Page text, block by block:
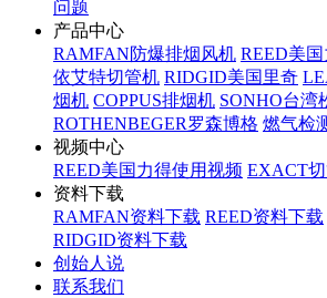
问题
产品中心
RAMFAN防爆排烟风机 REED美
依艾特切管机 RIDGID美国里奇
烟机 COPPUS排烟机 SONHO台湾
ROTHENBEGER罗森博格 燃气检
视频中心
REED美国力得使用视频 EXACT
资料下载
RAMFAN资料下载 REED资料下载
RIDGID资料下载
创始人说
联系我们